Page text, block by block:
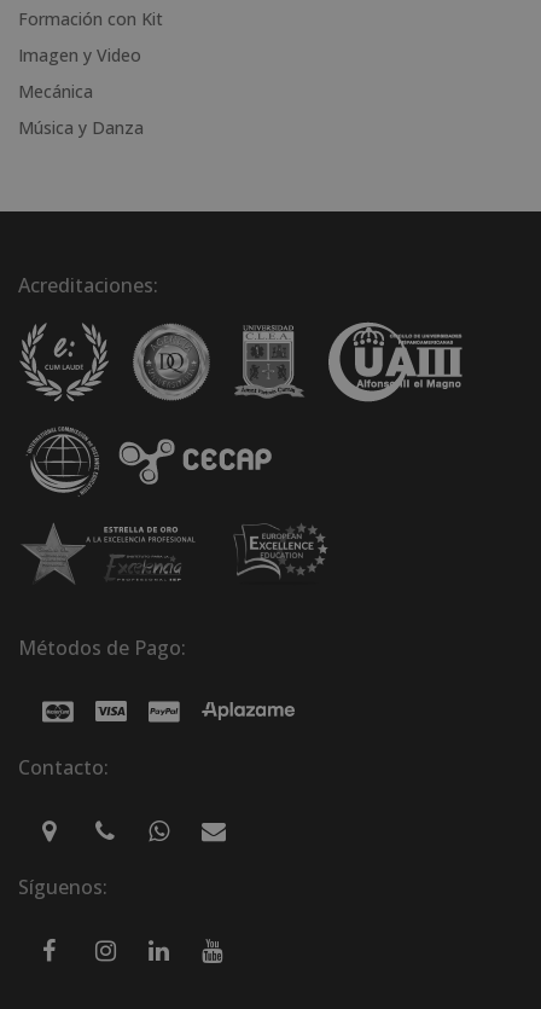
Formación con Kit
Imagen y Video
Mecánica
Música y Danza
Acreditaciones:
Métodos de Pago:
Contacto:
Síguenos: